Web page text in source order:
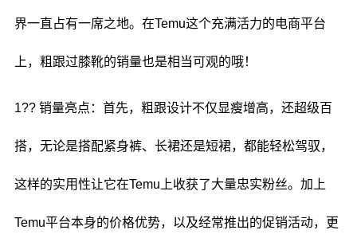
界一直占有一席之地。在Temu这个充满活力的电商平台
上，粗跟过膝靴的销量也是相当可观的哦！
1?? 销量亮点：首先，粗跟设计不仅显瘦增高，还超级百
搭，无论是搭配紧身裤、长裙还是短裙，都能轻松驾驭，
这样的实用性让它在Temu上收获了大量忠实粉丝。加上
Temu平台本身的价格优势，以及经常推出的促销活动，更